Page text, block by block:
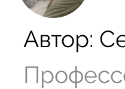
Автор: